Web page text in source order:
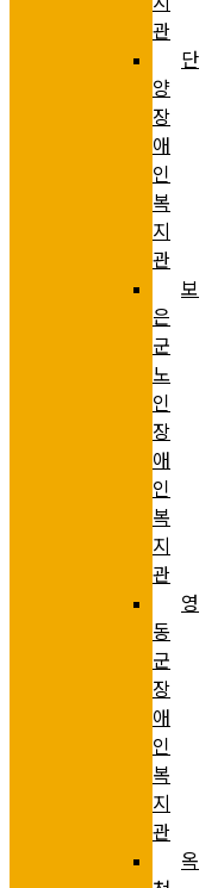
관
단
양
장
애
인
복
지
관
보
은
군
노
인
장
애
인
복
지
관
영
동
군
장
애
인
복
지
관
옥